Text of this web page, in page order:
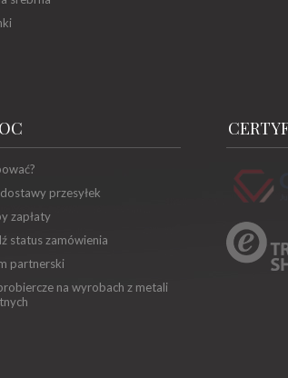
przesyłek
zapłaty
status zamówienia
partnerski
na wyrobach z metali